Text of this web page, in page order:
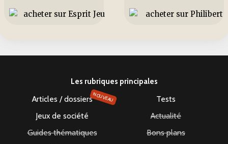
Les rubriques principales
Articles / dossiersNOUVEAU
Tests
Jeux de société
Actualité
Guides thématiques
Bons plans